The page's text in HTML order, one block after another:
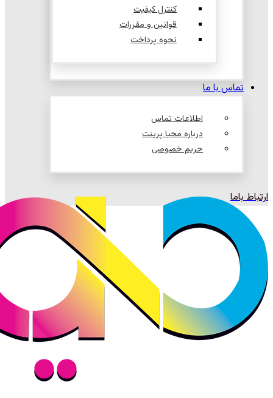
کنترل کیفیت
قوانین و مقررات
نحوه پرداخت
تماس با ما
اطلاعات تماس
درباره محیا پرینت
حریم خصوصی
ارتباط باما